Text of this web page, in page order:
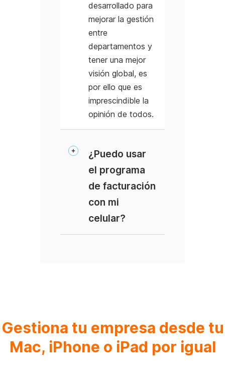
desarrollado para
mejorar la gestión
entre
departamentos y
tener una mejor
visión global, es
por ello que es
imprescindible la
opinión de todos.
¿Puedo usar
el programa
de facturación
con mi
celular?
Gestiona tu empresa desde tu
Mac, iPhone o iPad por igual